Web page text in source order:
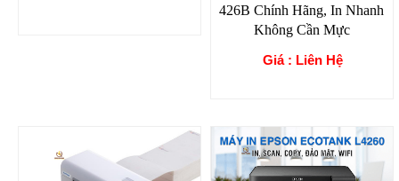
426B Chính Hãng, In Nhanh
Không Cần Mực
Giá : Liên Hệ